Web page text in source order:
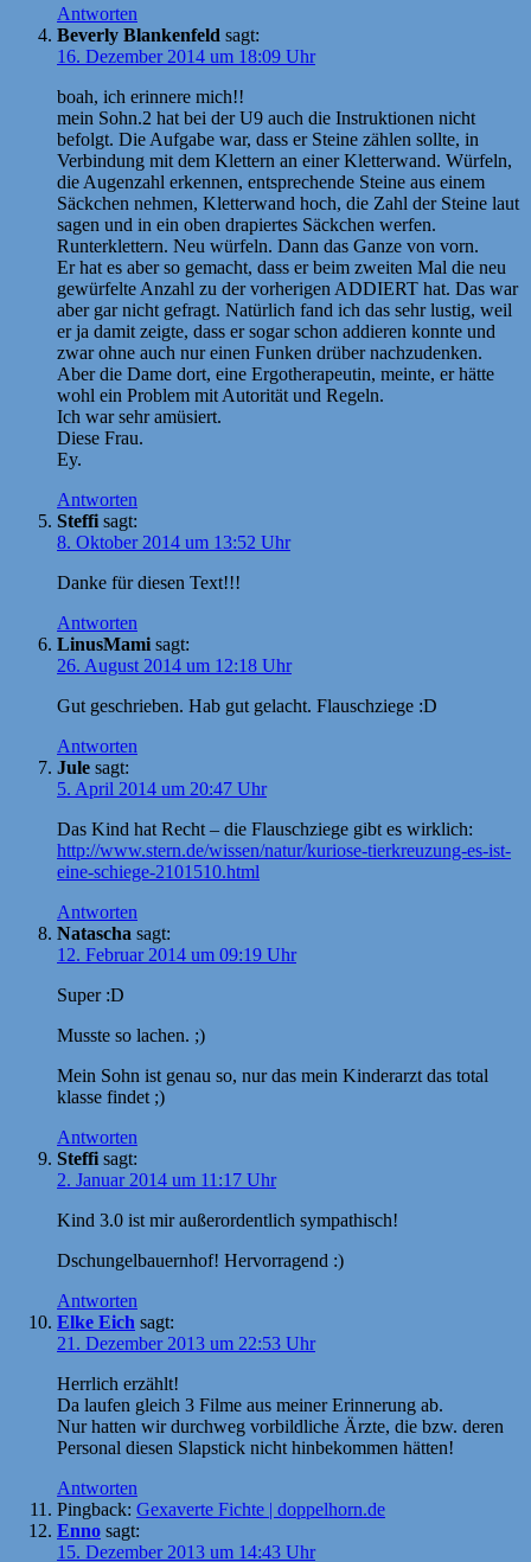
Antworten
Beverly Blankenfeld sagt:
16. Dezember 2014 um 18:09 Uhr
boah, ich erinnere mich!!
mein Sohn.2 hat bei der U9 auch die Instruktionen nicht
befolgt. Die Aufgabe war, dass er Steine zählen sollte, in
Verbindung mit dem Klettern an einer Kletterwand. Würfeln,
die Augenzahl erkennen, entsprechende Steine aus einem
Säckchen nehmen, Kletterwand hoch, die Zahl der Steine laut
sagen und in ein oben drapiertes Säckchen werfen.
Runterklettern. Neu würfeln. Dann das Ganze von vorn.
Er hat es aber so gemacht, dass er beim zweiten Mal die neu
gewürfelte Anzahl zu der vorherigen ADDIERT hat. Das war
aber gar nicht gefragt. Natürlich fand ich das sehr lustig, weil
er ja damit zeigte, dass er sogar schon addieren konnte und
zwar ohne auch nur einen Funken drüber nachzudenken.
Aber die Dame dort, eine Ergotherapeutin, meinte, er hätte
wohl ein Problem mit Autorität und Regeln.
Ich war sehr amüsiert.
Diese Frau.
Ey.
Antworten
Steffi sagt:
8. Oktober 2014 um 13:52 Uhr
Danke für diesen Text!!!
Antworten
LinusMami sagt:
26. August 2014 um 12:18 Uhr
Gut geschrieben. Hab gut gelacht. Flauschziege :D
Antworten
Jule sagt:
5. April 2014 um 20:47 Uhr
Das Kind hat Recht – die Flauschziege gibt es wirklich:
http://www.stern.de/wissen/natur/kuriose-tierkreuzung-es-ist-
eine-schiege-2101510.html
Antworten
Natascha sagt:
12. Februar 2014 um 09:19 Uhr
Super :D
Musste so lachen. ;)
Mein Sohn ist genau so, nur das mein Kinderarzt das total
klasse findet ;)
Antworten
Steffi sagt:
2. Januar 2014 um 11:17 Uhr
Kind 3.0 ist mir außerordentlich sympathisch!
Dschungelbauernhof! Hervorragend :)
Antworten
Elke Eich sagt:
21. Dezember 2013 um 22:53 Uhr
Herrlich erzählt!
Da laufen gleich 3 Filme aus meiner Erinnerung ab.
Nur hatten wir durchweg vorbildliche Ärzte, die bzw. deren
Personal diesen Slapstick nicht hinbekommen hätten!
Antworten
Pingback: Gexaverte Fichte | doppelhorn.de
Enno sagt:
15. Dezember 2013 um 14:43 Uhr